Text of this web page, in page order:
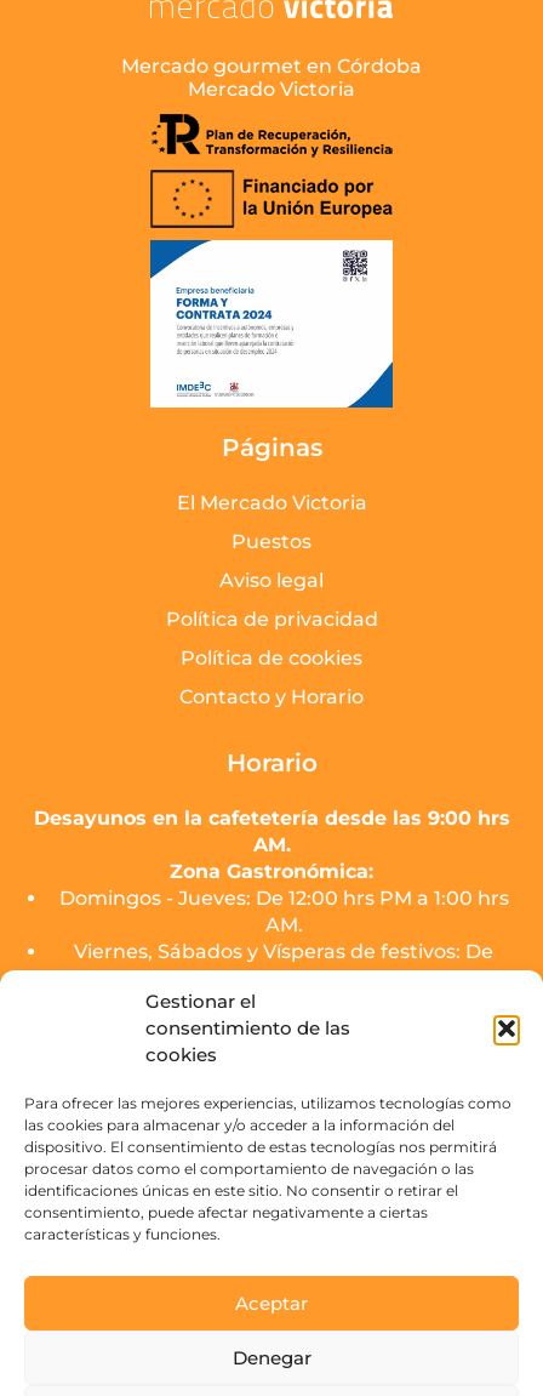
Gestionar el
consentimiento de las
cookies
Para ofrecer las mejores experiencias, utilizamos tecnologías como
las cookies para almacenar y/o acceder a la información del
dispositivo. El consentimiento de estas tecnologías nos permitirá
procesar datos como el comportamiento de navegación o las
identificaciones únicas en este sitio. No consentir o retirar el
consentimiento, puede afectar negativamente a ciertas
características y funciones.
Aceptar
Denegar
Mercado gourmet en Córdoba
Mercado Victoria
Páginas
El Mercado Victoria
Puestos
Aviso legal
Política de privacidad
Política de cookies
Contacto y Horario
Horario
Desayunos en la cafetetería desde las 9:00 hrs
AM.
Zona Gastronómica:
Domingos - Jueves: De 12:00 hrs PM a 1:00 hrs
AM.
Viernes, Sábados y Vísperas de festivos: De
12:00 hrs PM a 2:00 hrs AM.
El servicio de cocina de los puestos finalizará
media hora antes del cierre.
Zona de Copas (SOJO Mercado):
Domingos - Jueves: De 16:00 hrs PM a 3:00 hrs
AM.
Viernes, Sábados y Vísperas de festivos: De
16:00 hrs PM a 4:00 hrs AM.
14004 Córdoba, España